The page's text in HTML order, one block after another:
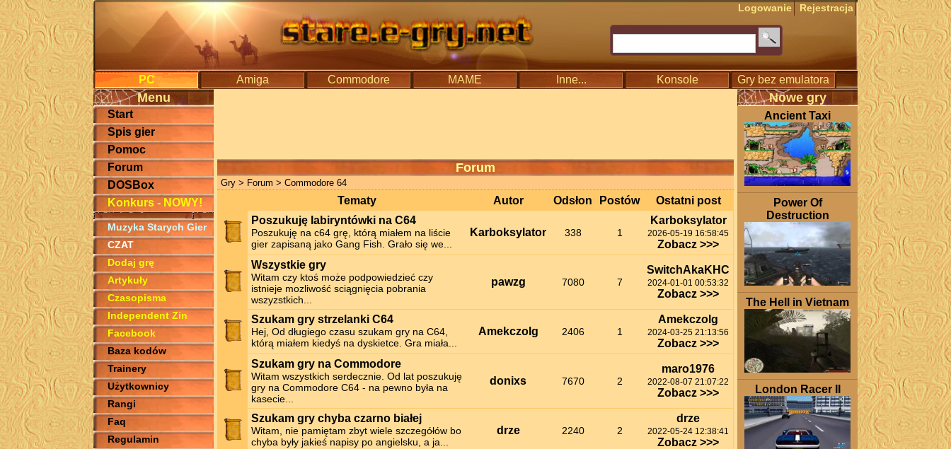
Logowanie Rejestracja
PC Amiga Commodore MAME Inne... Konsole Gry bez emulatora
Menu
Start
Spis gier
Pomoc
Forum
DOSBox
Konkurs - NOWY!
Muzyka Starych Gier
CZAT
Dodaj grę
Artykuły
Czasopisma
Independent Zin
Facebook
Baza kodów
Trainery
Użytkownicy
Rangi
Faq
Regulamin
Forum
Gry > Forum > Commodore 64
Tematy Autor Odsłon Postów
Ostatni post
Poszukuję labiryntówki na C64
Poszukuję na c64 grę, którą miałem na liście
gier zapisaną jako Gang Fish. Grało się we...
Karboksylator 338 1
Karboksylator
2026-05-19 16:58:45
Zobacz >>>
Wszystkie gry
Witam czy ktoś może podpowiedzieć czy
istnieje mozliwość sciągnięcia pobrania
wszyzstkich...
pawzg 7080 7
SwitchAkaKHC
2024-01-01 00:53:32
Zobacz >>>
Szukam gry strzelanki C64
Hej, Od długiego czasu szukam gry na C64,
którą miałem kiedyś na dyskietce. Gra miała...
Amekczolg 2406 1
Amekczolg
2024-03-25 21:13:56
Zobacz >>>
Szukam gry na Commodore
Witam wszystkich serdecznie. Od lat poszukuję
gry na Commodore C64 - na pewno była na
kasecie...
donixs 7670 2
maro1976
2022-08-07 21:07:22
Zobacz >>>
Szukam gry chyba czarno białej
Witam, nie pamiętam zbyt wiele szczegółów bo
chyba były jakieś napisy po angielsku, a ja...
drze 2240 2
drze
2022-05-24 12:38:41
Zobacz >>>
Nowe gry
Ancient Taxi
Power Of
Destruction
The Hell in Vietnam
London Racer II